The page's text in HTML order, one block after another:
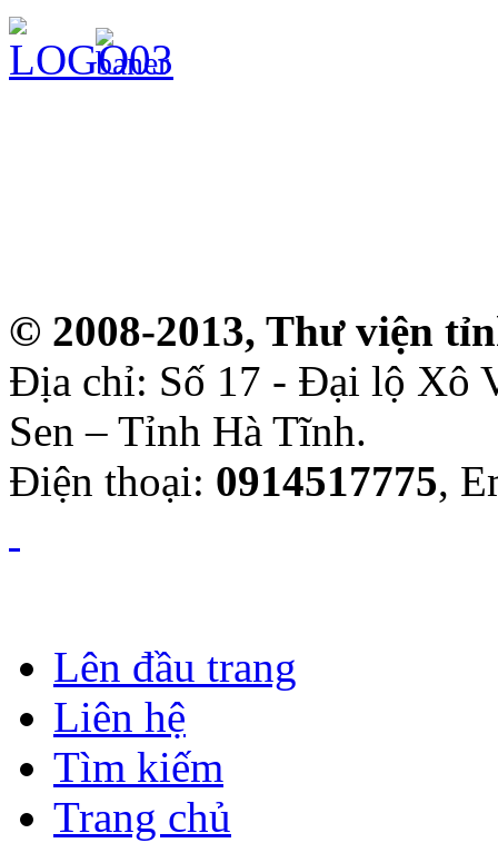
© 2008-2013, Thư viện
Địa chỉ: Số 17 - Đại lộ Xô
Sen – Tỉnh Hà Tĩnh.
Điện thoại: 0914517775,
Lên đầu trang
Liên hệ
Tìm kiếm
Trang chủ